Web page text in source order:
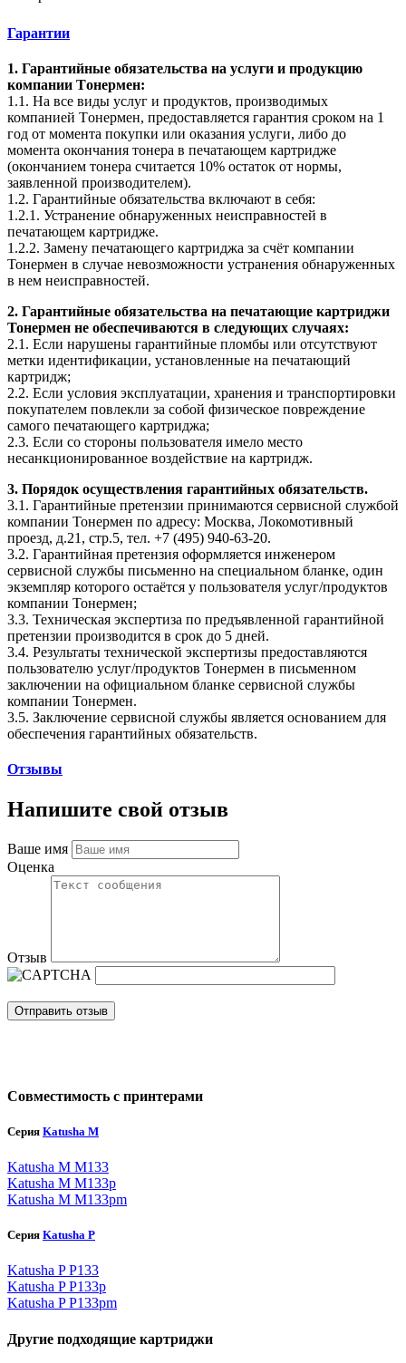
Гарантии
1. Гарантийные обязательства на услуги и продукцию
компании Tонермен:
1.1. На все виды услуг и продуктов, производимых
компанией Tонермен, предоставляется гарантия сроком на 1
год от момента покупки или оказания услуги, либо до
момента окончания тонера в печатающем картридже
(окончанием тонера считается 10% остаток от нормы,
заявленной производителем).
1.2. Гарантийные обязательства включают в себя:
1.2.1. Устранение обнаруженных неисправностей в
печатающем картридже.
1.2.2. Замену печатающего картриджа за счёт компании
Тонермен в случае невозможности устранения обнаруженных
в нем неисправностей.
2. Гарантийные обязательства на печатающие картриджи
Тонермен не обеспечиваются в следующих случаях:
2.1. Если нарушены гарантийные пломбы или отсутствуют
метки идентификации, установленные на печатающий
картридж;
2.2. Если условия эксплуатации, хранения и транспортировки
покупателем повлекли за собой физическое повреждение
самого печатающего картриджа;
2.3. Если со стороны пользователя имело место
несанкционированное воздействие на картридж.
3. Порядок осуществления гарантийных обязательств.
3.1. Гарантийные претензии принимаются сервисной службой
компании Тонермен по адресу: Москва, Локомотивный
проезд, д.21, стр.5, тел. +7 (495) 940-63-20.
3.2. Гарантийная претензия оформляется инженером
сервисной службы письменно на специальном бланке, один
экземпляр которого остаётся у пользователя услуг/продуктов
компании Тонермен;
3.3. Техническая экспертиза по предъявленной гарантийной
претензии производится в срок до 5 дней.
3.4. Результаты технической экспертизы предоставляются
пользователю услуг/продуктов Тонермен в письменном
заключении на официальном бланке сервисной службы
компании Тонермен.
3.5. Заключение сервисной службы является основанием для
обеспечения гарантийных обязательств.
Отзывы
Напишите свой отзыв
Ваше имя
Оценка
Отзыв
Отправить отзыв
Совместимость с принтерами
Серия Katusha M
Katusha M M133
Katusha M M133p
Katusha M M133pm
Серия Katusha P
Katusha P P133
Katusha P P133p
Katusha P P133pm
Другие подходящие картриджи